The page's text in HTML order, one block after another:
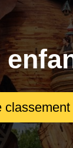
classement